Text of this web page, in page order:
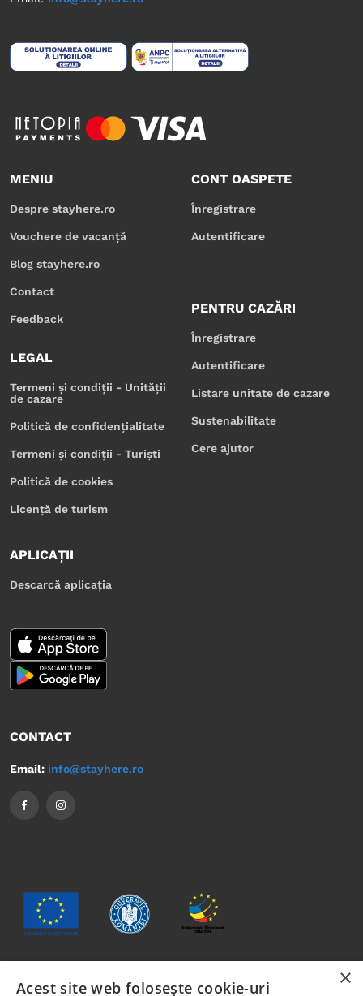
MENIU
Despre stayhere.ro
Vouchere de vacanță
Blog stayhere.ro
Contact
Feedback
LEGAL
Termeni și condiții - Unității
de cazare
Politică de confidențialitate
Termeni și condiții - Turiști
Politică de cookies
Licență de turism
CONT OASPETE
Înregistrare
Autentificare
PENTRU CAZĂRI
Înregistrare
Autentificare
Listare unitate de cazare
Sustenabilitate
Cere ajutor
APLICAȚII
Descarcă aplicația
CONTACT
Email: info@stayhere.ro
Conținutul acestui material nu reprezintă în mod obligatoriu
×
Acest site web folosește cookie-uri